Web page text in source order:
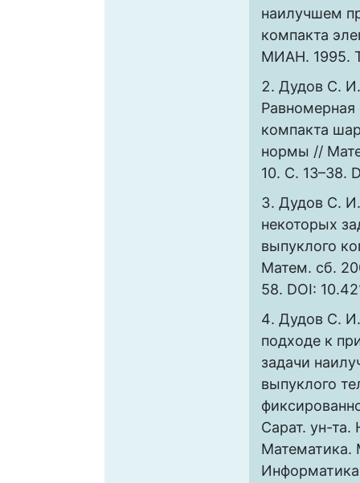
наилучшем
компакта
МИАН. 1995.
Дудов C.
Равномерная
компакта
нормы //
10. C. 13–38.
Дудов C.
некоторых
выпуклого
Матем. сб.
58. DOI:
Дудов C.
подходе к
задачи
выпуклого
Сарат. ун-та.
Математика.